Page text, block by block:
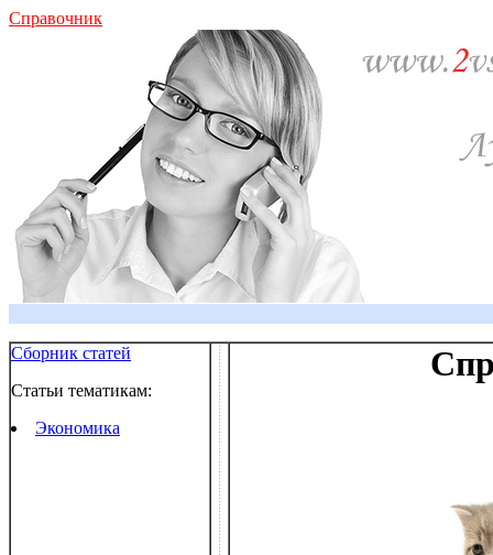
Справочник
Сборник статей
Статьи тематикам:
Экономика